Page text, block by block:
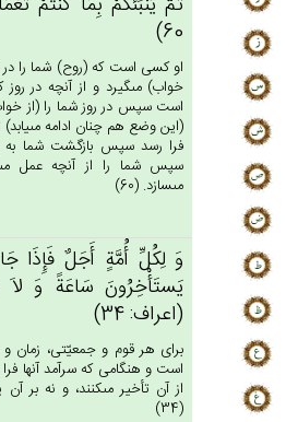
60)
او كسى است كه (روح) شما را
خواب) مى‏گيرد و از آنچه در روز
است سپس در روز شما را (از
(اين وضع هم چنان ادامه مى‏يابد)
فرا رسد سپس بازگشت شما
سپس شما را از آنچه عمل
مى‏سازد. (60)
وَ لِكُل‌ِّ أُمَّة‌ٍ أَجَل‌ٌ فَإِذَا
يَستَأْخِرُون‌َ سَاعَة‌ً وَ لاَ
(اعراف: 34)
براى هر قوم و جمعيّتى، زمان
است و هنگامى كه سرآمد آنها
از آن تأخير مى‏كنند، و نه بر
(34)